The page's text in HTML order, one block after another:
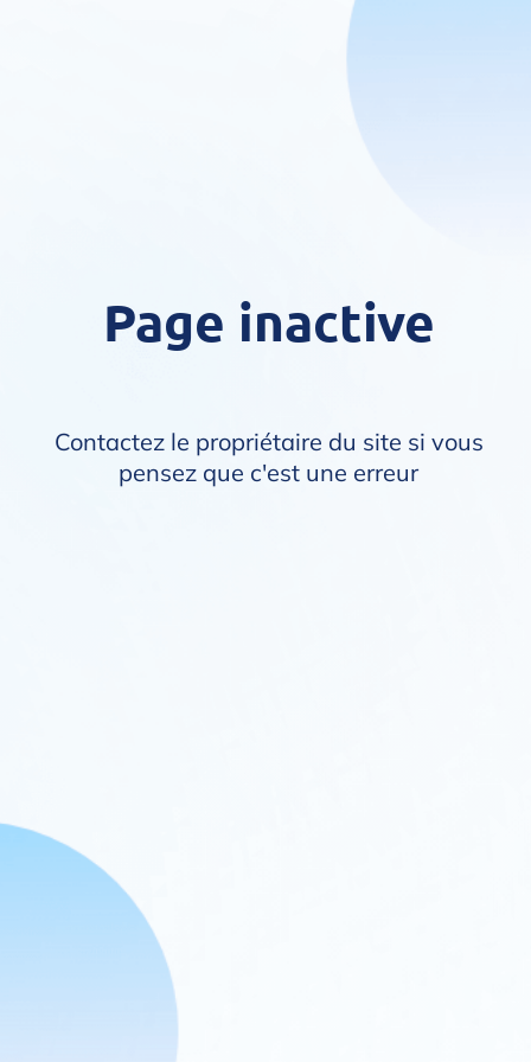
Page inactive
Contactez le propriétaire du site si vous
pensez que c'est une erreur